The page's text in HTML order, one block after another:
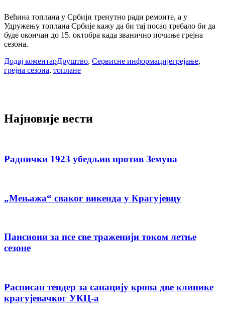
Већина топлана у Србији тренутно ради ремонте, а у
Удружењу топлана Србије кажу да би тај посао требало би да
буде окончан до 15. октобра када званично почиње грејна
сезона.
Додај коментарДруштво, Сервисне информацијегрејање,
грејна сезона, топлане
Најновије вести
Раднички 1923 убедљив против Земуна
„Мењажа“ сваког викенда у Крагујевцу
Пансиони за псе све траженији током летње
сезоне
Расписан тендер за санацију крова две клинике
крагујевачког УКЦ-а